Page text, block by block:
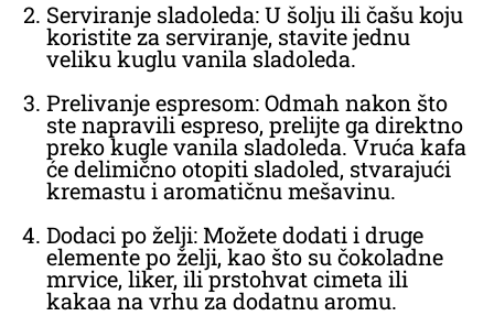
Serviranje sladoleda: U šolju ili čašu koju
koristite za serviranje, stavite jednu
veliku kuglu vanila sladoleda.
Prelivanje espresom: Odmah nakon što
ste napravili espreso, prelijte ga direktno
preko kugle vanila sladoleda. Vruća kafa
će delimično otopiti sladoled, stvarajući
kremastu i aromatičnu mešavinu.
Dodaci po želji: Možete dodati i druge
elemente po želji, kao što su čokoladne
mrvice, liker, ili prstohvat cimeta ili
kakaa na vrhu za dodatnu aromu.